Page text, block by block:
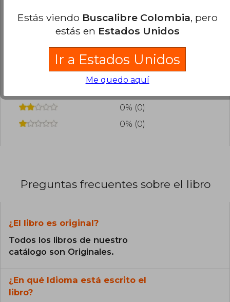
¿Leíste este libro? Inicia sesiónpara poder
agregar tu propia evaluación.
100% (3)
0% (0)
0% (0)
0% (0)
Preguntas frecuentes sobre el libro
¿El libro es original?
Todos los libros de nuestro
catálogo son Originales.
¿En qué Idioma está escrito el
libro?
Estás viendo Buscalibre Colombia, pero
estás en Estados Unidos
Ir a Estados Unidos
Me quedo aquí